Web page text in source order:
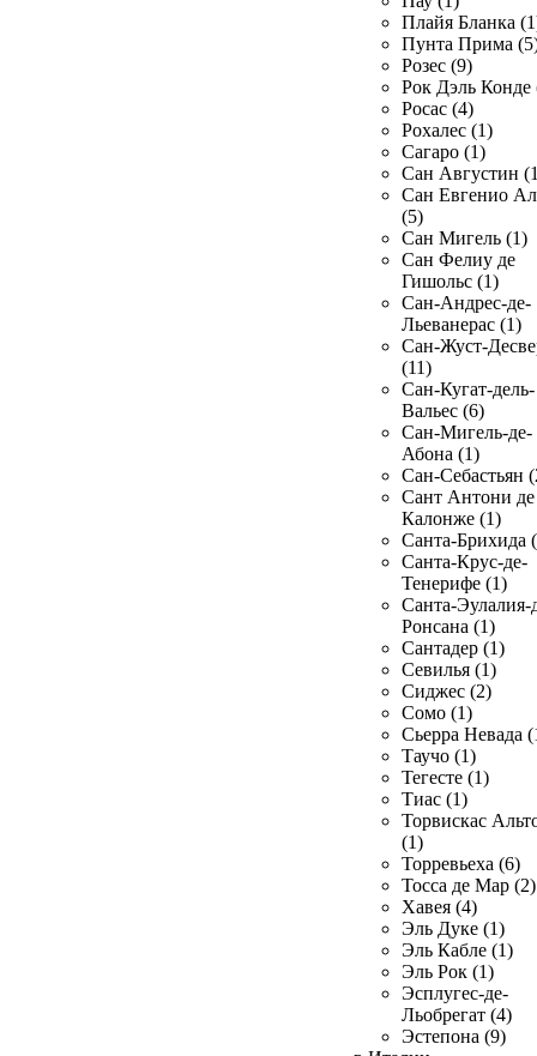
Плайя Бланка
Пунта Прима
Розес (9)
Рок Дэль Конде
Росас (4)
Рохалес (1)
Сагаро (1)
Сан Августин
Сан Евгенио
(5)
Сан Мигель (1)
Сан Фелиу де
Гишольс (1)
Сан-Андрес-де-
Льеванерас (1)
Сан-Жуст-
(11)
Сан-Кугат-дель-
Вальес (6)
Сан-Мигель-де-
Абона (1)
Сан-Себастьян
Сант Антони де
Калонже (1)
Санта-Брихида
Санта-Крус-де-
Тенерифе (1)
Санта-Эулалия-
Ронсана (1)
Сантадер (1)
Севилья (1)
Сиджес (2)
Сомо (1)
Сьерра Невада
Таучо (1)
Тегесте (1)
Тиас (1)
Торвискас
(1)
Торревьеха (6)
Тосса де Мар (2)
Хавея (4)
Эль Дуке (1)
Эль Кабле (1)
Эль Рок (1)
Эсплугес-де-
Льобрегат (4)
Эстепона (9)